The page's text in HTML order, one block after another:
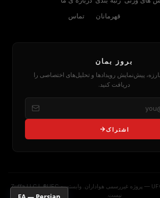
قهرمانان
تماس
بروز بمان
پیش‌نمایش رویدادها و تحلیل‌های اختصاصی را
دریافت کنید.
اشتراک
© ۲۰۲۶ مرکز هواداران UFC — پروژه غیررسمی هواداران. وابسته به UFC® یا Zuffa LLC
نیست.